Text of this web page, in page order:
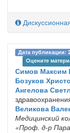
Дата публикации:
Оцените
Симов Максим
Бозуков
Ангелова
Великова
Медицинский
«Проф. д-р